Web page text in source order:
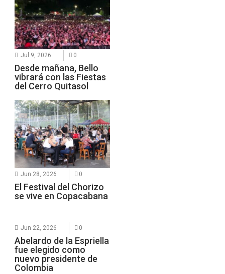
Jul 9, 2026 0
Desde mañana, Bello
vibrará con las Fiestas
del Cerro Quitasol
Jun 28, 2026 0
El Festival del Chorizo
se vive en Copacabana
Jun 22, 2026 0
Abelardo de la Espriella
fue elegido como
nuevo presidente de
Colombia